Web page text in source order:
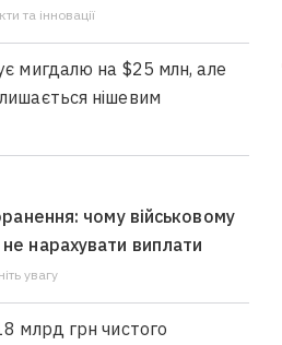
та інновації
мигдалю на $25 млн, але
нішевим
чому військовому
нарахувати виплати
увагу
млрд грн чистого